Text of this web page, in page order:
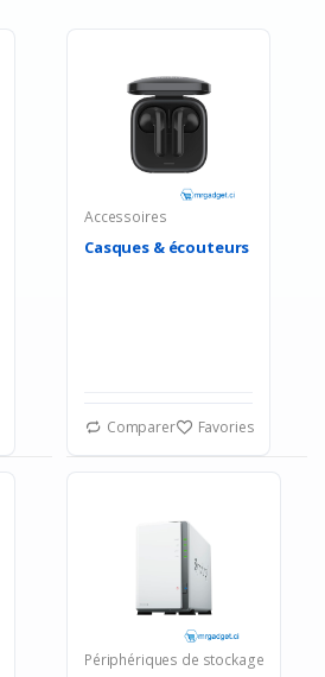
Accessoires
Casques & écouteurs
Comparer Favories
Périphériques de stockage